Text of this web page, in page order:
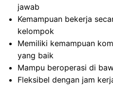
jawab
Kemampuan bekerja
kelompok
Memiliki kemampuan
yang baik
Mampu beroperasi di
Fleksibel dengan jam